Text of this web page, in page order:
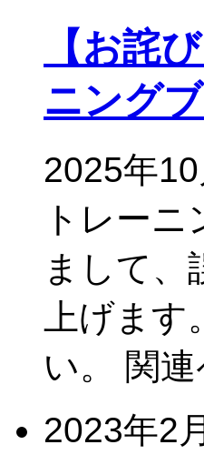
【お詫
ニング
2025年
トレー
まして、
上げま
い。 関
2023年2